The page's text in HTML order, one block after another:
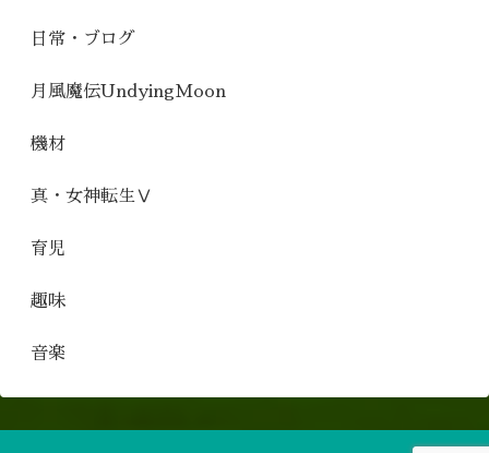
日常・ブログ
月風魔伝UndyingMoon
機材
真・女神転生Ⅴ
育児
趣味
音楽